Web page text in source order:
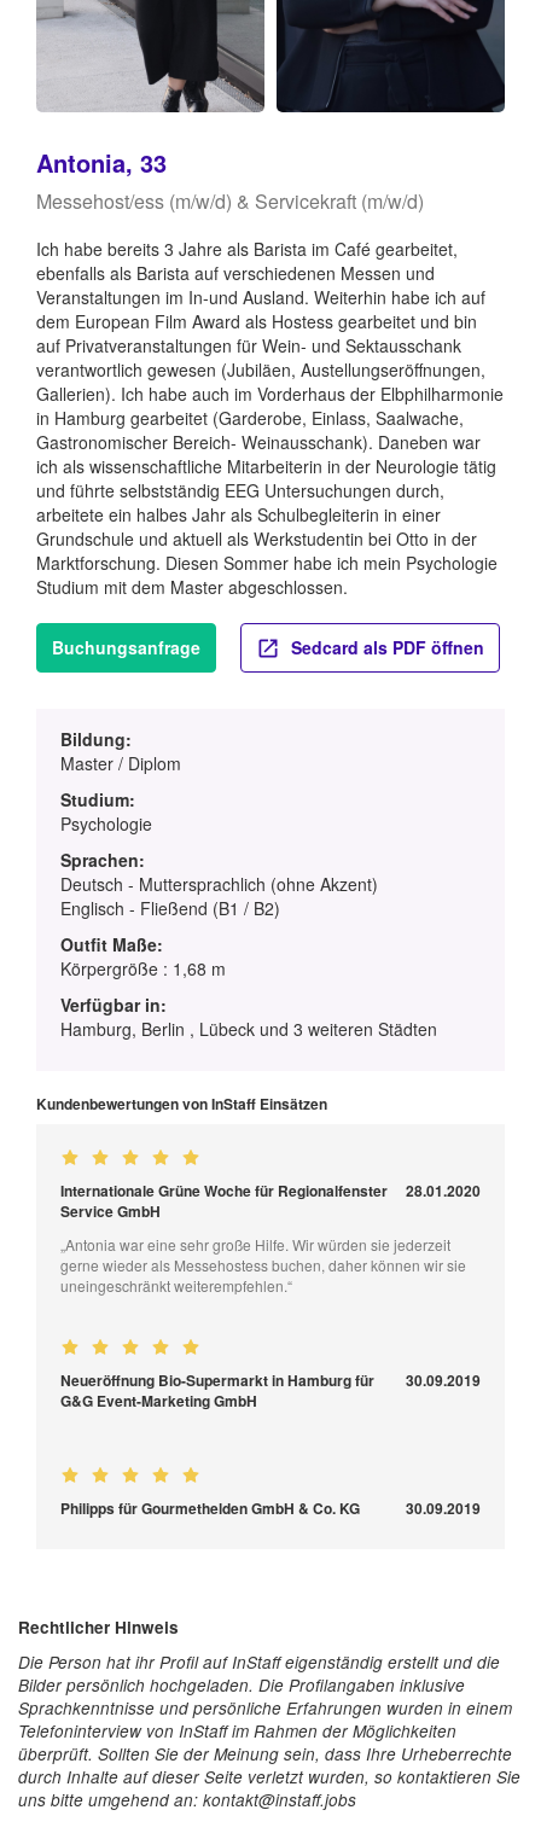
Antonia, 33
Messehost/ess (m/w/d) & Servicekraft (m/w/d)
Ich habe bereits 3 Jahre als Barista im Café gearbeitet,
ebenfalls als Barista auf verschiedenen Messen und
Veranstaltungen im In-und Ausland. Weiterhin habe ich auf
dem European Film Award als Hostess gearbeitet und bin
auf Privatveranstaltungen für Wein- und Sektausschank
verantwortlich gewesen (Jubiläen, Austellungseröffnungen,
Gallerien). Ich habe auch im Vorderhaus der Elbphilharmonie
in Hamburg gearbeitet (Garderobe, Einlass, Saalwache,
Gastronomischer Bereich- Weinausschank). Daneben war
ich als wissenschaftliche Mitarbeiterin in der Neurologie tätig
und führte selbstständig EEG Untersuchungen durch,
arbeitete ein halbes Jahr als Schulbegleiterin in einer
Grundschule und aktuell als Werkstudentin bei Otto in der
Marktforschung. Diesen Sommer habe ich mein Psychologie
Studium mit dem Master abgeschlossen.
Buchungsanfrage Sedcard als PDF öffnen
Bildung:
Master / Diplom
Studium:
Psychologie
Sprachen:
Deutsch - Muttersprachlich (ohne Akzent)
Englisch - Fließend (B1 / B2)
Outfit Maße:
Körpergröße : 1,68 m
Verfügbar in:
Hamburg, Berlin , Lübeck und 3 weiteren Städten
Kundenbewertungen von InStaff Einsätzen
Internationale Grüne Woche für Regionalfenster
Service GmbH
28.01.2020
„Antonia war eine sehr große Hilfe. Wir würden sie jederzeit
gerne wieder als Messehostess buchen, daher können wir sie
uneingeschränkt weiterempfehlen.“
Neueröffnung Bio-Supermarkt in Hamburg für
G&G Event-Marketing GmbH
30.09.2019
Philipps für Gourmethelden GmbH & Co. KG 30.09.2019
Rechtlicher Hinweis
Die Person hat ihr Profil auf InStaff eigenständig erstellt und die
Bilder persönlich hochgeladen. Die Profilangaben inklusive
Sprachkenntnisse und persönliche Erfahrungen wurden in einem
Telefoninterview von InStaff im Rahmen der Möglichkeiten
überprüft. Sollten Sie der Meinung sein, dass Ihre Urheberrechte
durch Inhalte auf dieser Seite verletzt wurden, so kontaktieren Sie
uns bitte umgehend an: kontakt@instaff.jobs